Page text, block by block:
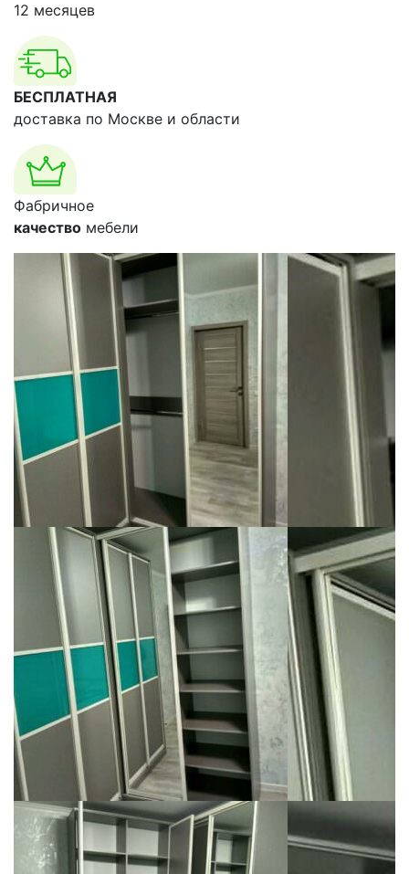
12 месяцев
БЕСПЛАТНАЯ
доставка по Москве и области
Фабричное
качество мебели